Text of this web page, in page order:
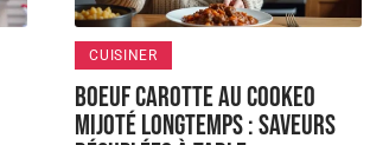
CUISINER
Boeuf carotte au Cookeo
mijoté longtemps : saveurs